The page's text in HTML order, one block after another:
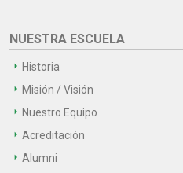
NUESTRA ESCUELA
Historia
Misión / Visión
Nuestro Equipo
Acreditación
Alumni